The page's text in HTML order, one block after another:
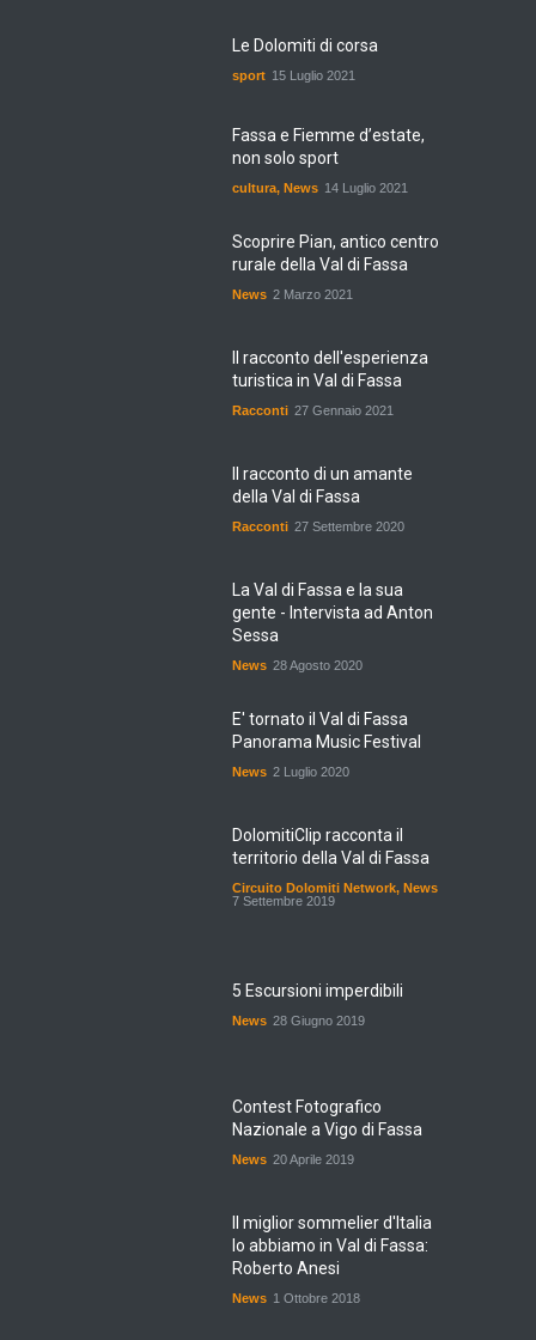
Le Dolomiti di corsa
sport 15 Luglio 2021
Fassa e Fiemme d’estate,
non solo sport
cultura, News 14 Luglio 2021
Scoprire Pian, antico centro
rurale della Val di Fassa
News 2 Marzo 2021
Il racconto dell'esperienza
turistica in Val di Fassa
Racconti 27 Gennaio 2021
Il racconto di un amante
della Val di Fassa
Racconti 27 Settembre 2020
La Val di Fassa e la sua
gente - Intervista ad Anton
Sessa
News 28 Agosto 2020
E' tornato il Val di Fassa
Panorama Music Festival
News 2 Luglio 2020
DolomitiClip racconta il
territorio della Val di Fassa
Circuito Dolomiti Network, News
7 Settembre 2019
5 Escursioni imperdibili
News 28 Giugno 2019
Contest Fotografico
Nazionale a Vigo di Fassa
News 20 Aprile 2019
Il miglior sommelier d'Italia
lo abbiamo in Val di Fassa:
Roberto Anesi
News 1 Ottobre 2018